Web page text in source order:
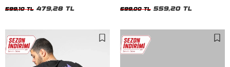
599,10 TL 479,28 TL 699,00 TL 559,20 TL